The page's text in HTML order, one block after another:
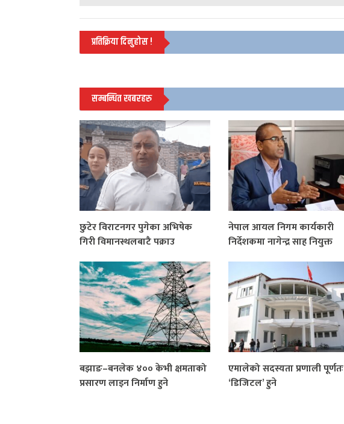
प्रतिक्रिया दिनुहोस !
सम्बन्धित खबरहरु
छुटेर विराटनगर पुगेका अभिषेक
गिरी विमानस्थलबाटै पक्राउ
नेपाल आयल निगम कार्यकारी
निर्देशकमा नागेन्द्र साह नियुक्त
बझाङ–बनलेक ४०० केभी क्षमताको
प्रसारण लाइन निर्माण हुने
एमालेको सदस्यता प्रणाली पूर्णतः
‘डिजिटल’ हुने